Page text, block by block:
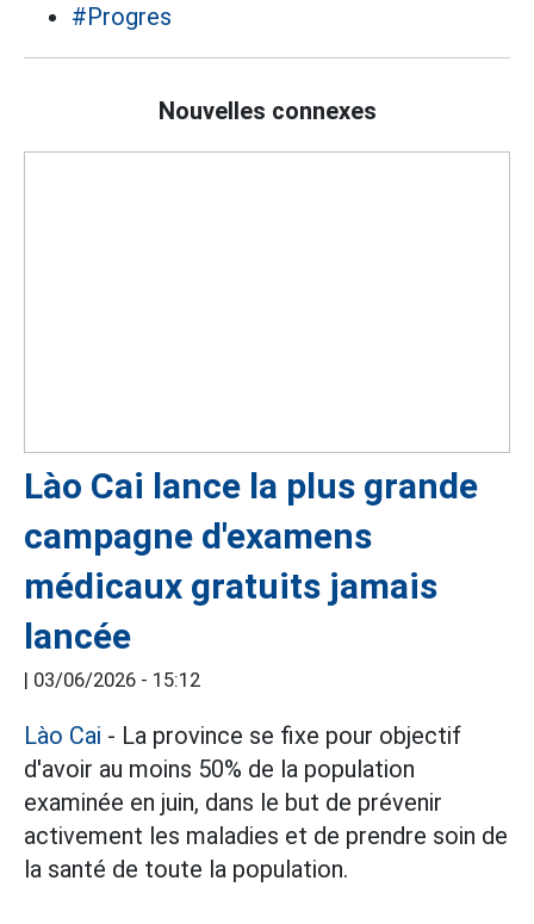
#Progres
Nouvelles connexes
Lào Cai lance la plus grande
campagne d'examens
médicaux gratuits jamais
lancée
| 03/06/2026 - 15:12
Lào Cai - La province se fixe pour objectif
d'avoir au moins 50% de la population
examinée en juin, dans le but de prévenir
activement les maladies et de prendre soin de
la santé de toute la population.